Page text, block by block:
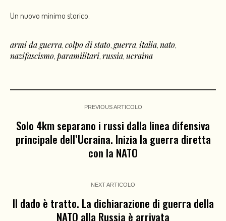
Un nuovo minimo storico.
armi da guerra, colpo di stato, guerra, italia, nato,
nazifascismo, paramilitari, russia, ucraina
PREVIOUS ARTICOLO
Solo 4km separano i russi dalla linea difensiva
principale dell’Ucraina. Inizia la guerra diretta
con la NATO
NEXT ARTICOLO
Il dado è tratto. La dichiarazione di guerra della
NATO alla Russia è arrivata